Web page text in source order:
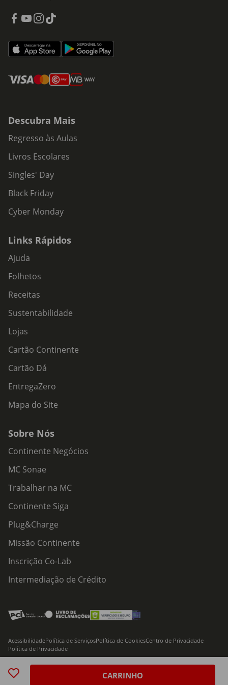
CARRINHO
Descubra Mais
Regresso às Aulas
Livros Escolares
Singles' Day
Black Friday
Cyber Monday
Links Rápidos
Ajuda
Folhetos
Receitas
Sustentabilidade
Lojas
Cartão Continente
Cartão Dá
EntregaZero
Mapa do Site
Sobre Nós
Continente Negócios
MC Sonae
Trabalhar na MC
Continente Siga
Plug&Charge
Missão Continente
Inscrição Co-Lab
Intermediação de Crédito
© 2026 Modelo Continente Hipermercados, S.A. Todos os direitos reservados
AcessibilidadePolítica de ServiçosPolítica de CookiesCentro de Privacidade
Política de Privacidade